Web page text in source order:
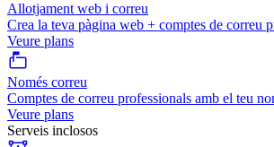
Allotjament web i correu
Crea la teva pàgina web + comptes de correu
Veure plans
Només correu
Comptes de correu professionals amb el teu
Veure plans
Serveis inclosos